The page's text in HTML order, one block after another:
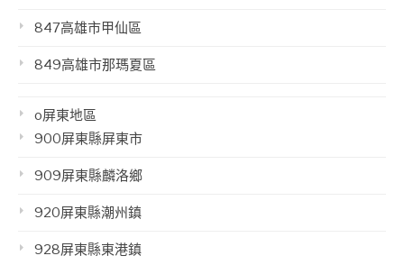
847高雄市甲仙區
849高雄市那瑪夏區
o屏東地區
900屏東縣屏東市
909屏東縣麟洛鄉
920屏東縣潮州鎮
928屏東縣東港鎮